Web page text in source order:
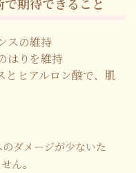
期待できること
スの維持
はりを維持
とヒアルロン酸で、肌
ダメージが少ないた
ん。